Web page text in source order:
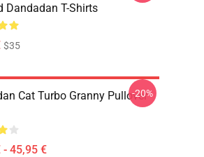
Dandadan T-Shirts
$35
Cat Turbo Granny Pullover
- 45,95 €
-20%